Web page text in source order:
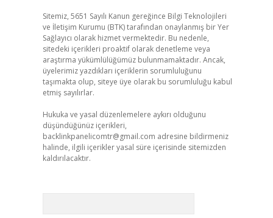
Sitemiz, 5651 Sayılı Kanun gereğince Bilgi Teknolojileri
ve İletişim Kurumu (BTK) tarafından onaylanmış bir Yer
Sağlayıcı olarak hizmet vermektedir. Bu nedenle,
sitedeki içerikleri proaktif olarak denetleme veya
araştırma yükümlülüğümüz bulunmamaktadır. Ancak,
üyelerimiz yazdıkları içeriklerin sorumluluğunu
taşımakta olup, siteye üye olarak bu sorumluluğu kabul
etmiş sayılırlar.
Hukuka ve yasal düzenlemelere aykırı olduğunu
düşündüğünüz içerikleri,
backlinkpanelicomtr@gmail.com adresine bildirmeniz
halinde, ilgili içerikler yasal süre içerisinde sitemizden
kaldırılacaktır.